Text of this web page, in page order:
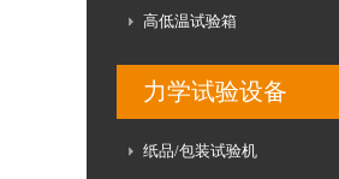
高低温试验箱
力学试验设备
纸品/包装试验机